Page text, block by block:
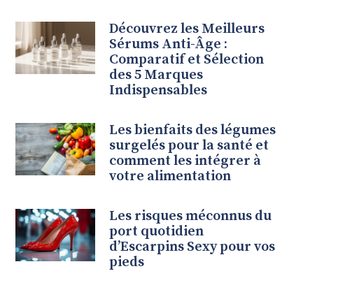
Découvrez les Meilleurs
Sérums Anti-Âge :
Comparatif et Sélection
des 5 Marques
Indispensables
Les bienfaits des légumes
surgelés pour la santé et
comment les intégrer à
votre alimentation
Les risques méconnus du
port quotidien
d’Escarpins Sexy pour vos
pieds